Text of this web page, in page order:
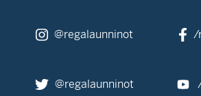
@regalaunninot /
@regalaunninot